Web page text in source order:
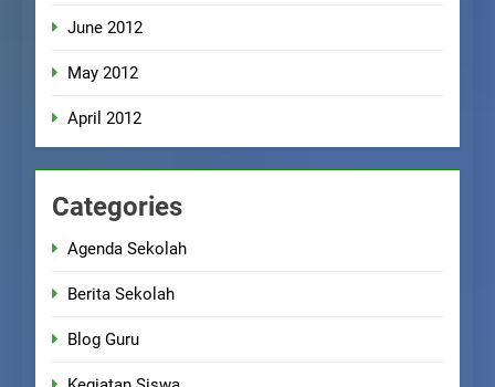
June 2012
May 2012
April 2012
Categories
Agenda Sekolah
Berita Sekolah
Blog Guru